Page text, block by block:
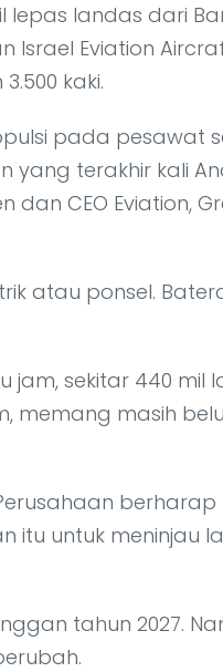
lepas landas dari
Israel Eviation
kaki.
pada pesawat
yang terakhir kali
dan CEO Eviation,
atau ponsel.
sekitar 440 mil
memang masih
berharap
itu untuk meninjau
tahun 2027.